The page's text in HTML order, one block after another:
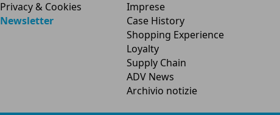
Privacy & Cookies
Newsletter
Imprese
Case History
Shopping Experience
Loyalty
Supply Chain
ADV News
Archivio notizie